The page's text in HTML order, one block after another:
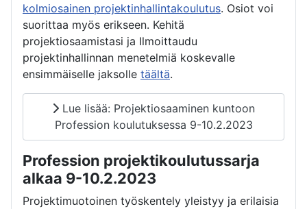
kolmiosainen projektinhallintakoulutus. Osiot voi
suorittaa myös erikseen. Kehitä
projektiosaamistasi ja Ilmoittaudu
projektinhallinnan menetelmiä koskevalle
ensimmäiselle jaksolle täältä.
Lue lisää: Projektiosaaminen kuntoon
Profession koulutuksessa 9-10.2.2023
Profession projektikoulutussarja
alkaa 9-10.2.2023
Projektimuotoinen työskentely yleistyy ja erilaisia